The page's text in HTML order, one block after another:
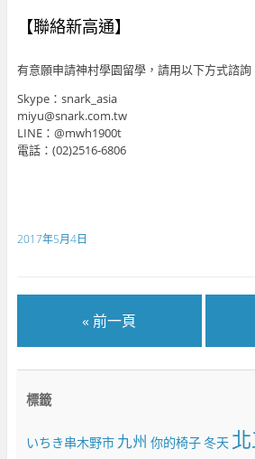
【聯絡新高通】
有意願申請神村學園留學，請用以下方式諮詢
Skype：snark_asia
miyu@snark.com.tw
LINE：@mwh1900t
電話：(02)2516-6806
2017年5月4日
« 前一頁
標籤
いちき串木野市 九州 你的椅子冬天